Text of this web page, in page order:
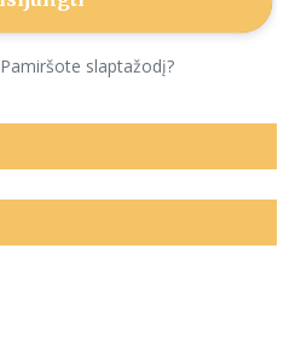
Pamiršote slaptažodį?